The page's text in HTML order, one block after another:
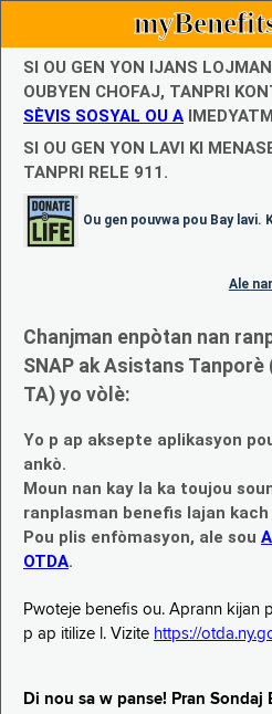
SI OU GEN YON IJANS
OUBYEN CHOFAJ, TANPRI
SÈVIS SOSYAL OU A
SI OU GEN YON LAVI KI
TANPRI RELE 911.
Ou gen pouvwa pou Bay
Ale
Chanjman enpòtan nan
SNAP ak Asistans
TA) yo vòlè:
Yo p ap aksepte aplikasyon
ankò.
Moun nan kay la ka toujou
ranplasman benefis lajan
Pou plis enfòmasyon, ale sou
OTDA.
Pwoteje benefis ou. Aprann kijan
p ap itilize l. Vizite https://
Di nou sa w panse! Pran Sondaj